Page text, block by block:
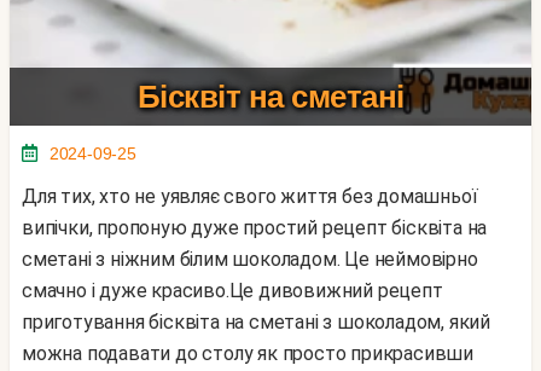
Бісквіт на сметані
2024-09-25
Для тих, хто не уявляє свого життя без домашньої
випічки, пропоную дуже простий рецепт бісквіта на
сметані з ніжним білим шоколадом. Це неймовірно
смачно і дуже красиво.Це дивовижний рецепт
приготування бісквіта на сметані з шоколадом, який
можна подавати до столу як просто прикрасивши